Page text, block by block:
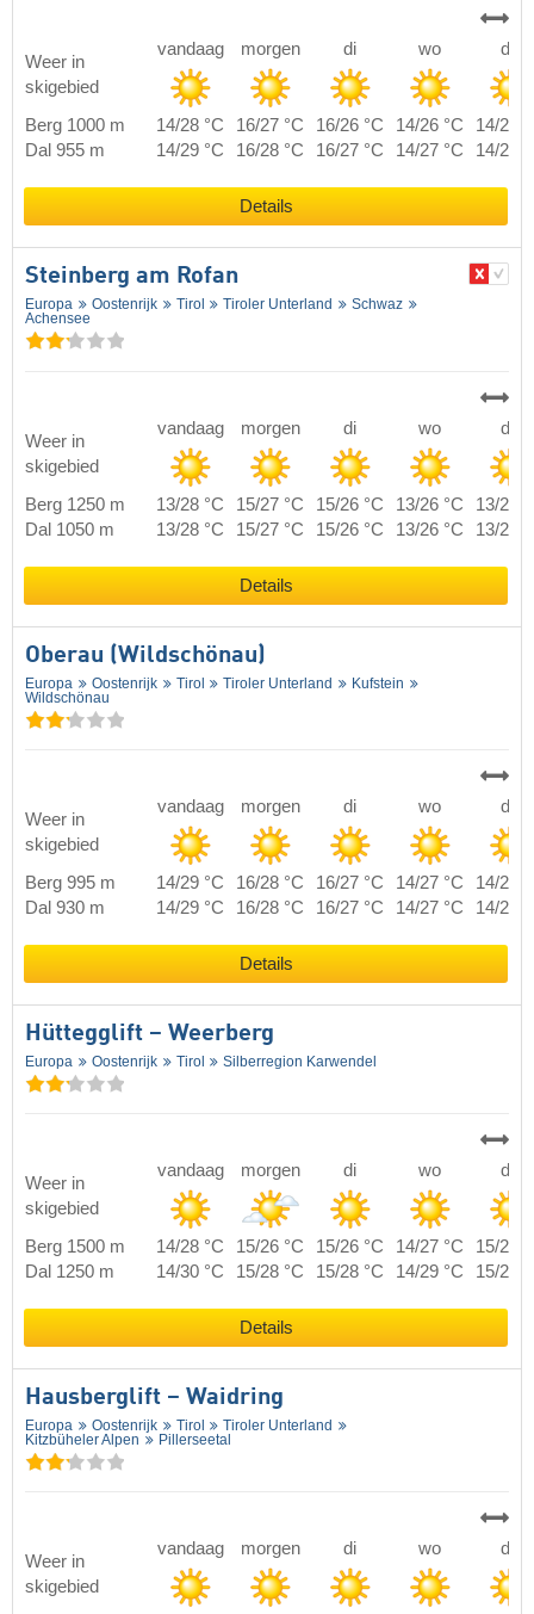
Weer in
skigebied
vandaag morgen di wo do
Berg 1000 m 14/28 °C 16/27 °C 16/26 °C 14/26 °C
14/26
Dal 955 m
14/29 °C 16/28 °C 16/27 °C 14/27 °C 14/27
Details
Steinberg am Rofan
Europa Oostenrijk Tirol Tiroler Unterland
Schwaz
Achensee
Weer in
skigebied
vandaag morgen di wo do
Berg 1250 m 13/28 °C 15/27 °C 15/26 °C 13/26 °C
13/26
Dal 1050 m
13/28 °C 15/27 °C 15/26 °C 13/26 °C 13/26
Details
Oberau (Wildschönau)
Europa Oostenrijk Tirol Tiroler Unterland
Kufstein
Wildschönau
Weer in
skigebied
vandaag morgen di wo do
Berg 995 m 14/29 °C 16/28 °C 16/27 °C 14/27 °C
14/27
Dal 930 m
14/29 °C 16/28 °C 16/27 °C 14/27 °C 14/27
Details
Hüttegglift – Weerberg
Europa Oostenrijk Tirol Silberregion Karwendel
Weer in
skigebied
vandaag morgen di wo do
Berg 1500 m 14/28 °C 15/26 °C 15/26 °C 14/27 °C
15/27
Dal 1250 m
14/30 °C 15/28 °C 15/28 °C 14/29 °C 15/29
Details
Hausberglift – Waidring
Europa Oostenrijk Tirol
Tiroler Unterland
Kitzbüheler Alpen
Pillerseetal
Weer in
skigebied
vandaag morgen di wo do